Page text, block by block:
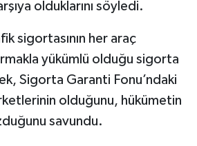
olduklarını söyledi.
sigortasının her araç
yükümlü olduğu sigorta
Sigorta Garanti Fonu’ndaki
olduğunu, hükümetin
savundu.